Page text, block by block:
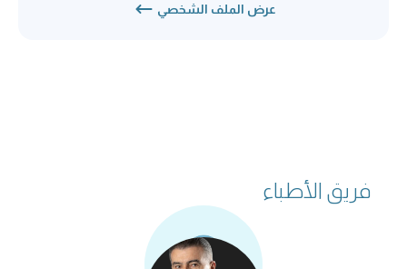
عرض الملف الشخصي
فريق الأطباء